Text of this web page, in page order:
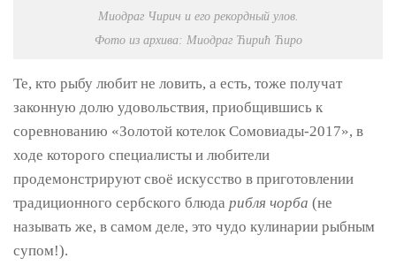
Миодраг Чирич и его рекордный улов.
Фото из архива: Миодраг Ћирић Ћиро
Те, кто рыбу любит не ловить, а есть, тоже получат
законную долю удовольствия, приобщившись к
соревнованию «Золотой котелок Сомовиады-2017», в
ходе которого специалисты и любители
продемонстрируют своё искусство в приготовлении
традиционного сербского блюда рибля чорба (не
называть же, в самом деле, это чудо кулинарии рыбным
супом!).